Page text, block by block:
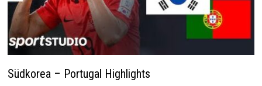
Südkorea – Portugal Highlights